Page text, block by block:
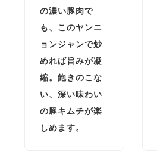
の濃い豚肉で
も、このヤンニ
ョンジャンで炒
めれば旨みが凝
縮。飽きのこな
い、深い味わい
の豚キムチが楽
しめます。